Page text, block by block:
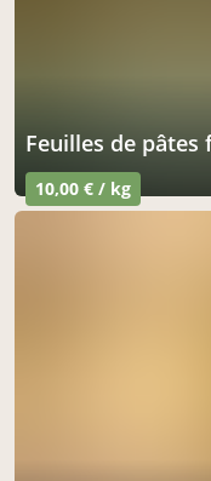
feuilles de
10,00 € / kg